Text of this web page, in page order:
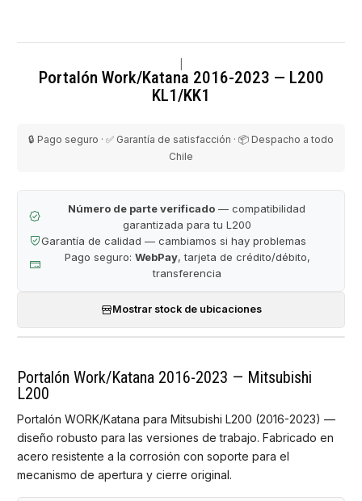
Portalón Work/Katana 2016-2023 — L200
KL1/KK1
🔒 Pago seguro · ✅ Garantía de satisfacción · 📦 Despacho a todo
Chile
Número de parte verificado — compatibilidad
garantizada para tu L200
Garantía de calidad — cambiamos si hay problemas
Pago seguro: WebPay, tarjeta de crédito/débito,
transferencia
Mostrar stock de ubicaciones
Portalón Work/Katana 2016-2023 — Mitsubishi
L200
Portalón WORK/Katana para Mitsubishi L200 (2016-2023) —
diseño robusto para las versiones de trabajo. Fabricado en
acero resistente a la corrosión con soporte para el
mecanismo de apertura y cierre original.